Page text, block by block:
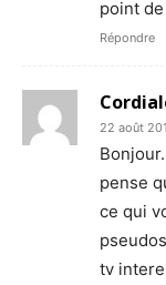
point
Répondre
22 août
pense
ce qui
tv